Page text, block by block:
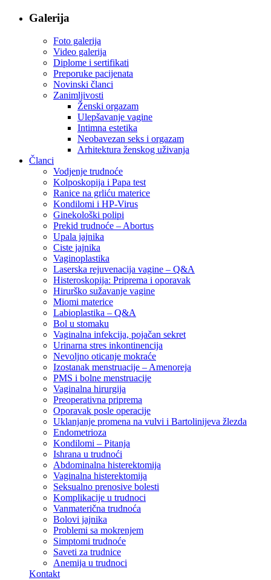
Galerija
Foto galerija
Video galerija
Diplome i sertifikati
Preporuke pacijenata
Novinski članci
Zanimljivosti
Ženski orgazam
Ulepšavanje vagine
Intimna estetika
Neobavezan seks i orgazam
Arhitektura ženskog uživanja
Članci
Vodjenje trudnoće
Kolposkopija i Papa test
Ranice na grliću materice
Kondilomi i HP-Virus
Ginekološki polipi
Prekid trudnoće – Abortus
Upala jajnika
Ciste jajnika
Vaginoplastika
Laserska rejuvenacija vagine – Q&A
Histeroskopija: Priprema i oporavak
Hirurško sužavanje vagine
Miomi materice
Labioplastika – Q&A
Bol u stomaku
Vaginalna infekcija, pojačan sekret
Urinarna stres inkontinencija
Nevoljno oticanje mokraće
Izostanak menstruacije – Amenoreja
PMS i bolne menstruacije
Vaginalna hirurgija
Preoperativna priprema
Oporavak posle operacije
Uklanjanje promena na vulvi i Bartolinijeva žlezda
Endometrioza
Kondilomi – Pitanja
Ishrana u trudnoći
Abdominalna histerektomija
Vaginalna histerektomija
Seksualno prenosive bolesti
Komplikacije u trudnoci
Vanmaterična trudnoća
Bolovi jajnika
Problemi sa mokrenjem
Simptomi trudnoće
Saveti za trudnice
Anemija u trudnoci
Kontakt